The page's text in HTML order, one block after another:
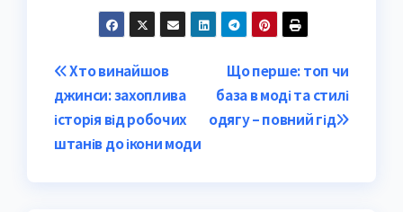
Post
navigation
Що перше: топ чи
база в моді та стилі
одягу – повний гід
Хто винайшов
джинси: захоплива
історія від робочих
штанів до ікони моди